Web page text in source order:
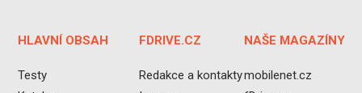
HLAVNÍ OBSAH
Testy
FDRIVE.CZ
Redakce a kontakty
NAŠE MAGAZÍNY
mobilenet.cz